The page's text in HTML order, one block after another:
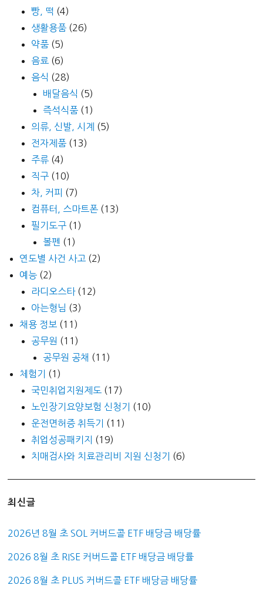
빵, 떡 (4)
생활용품 (26)
약품 (5)
음료 (6)
음식 (28)
배달음식 (5)
즉석식품 (1)
의류, 신발, 시계 (5)
전자제품 (13)
주류 (4)
직구 (10)
차, 커피 (7)
컴퓨터, 스마트폰 (13)
필기도구 (1)
볼펜 (1)
연도별 사건 사고 (2)
예능 (2)
라디오스타(12)
아는형님 (3)
채용 정보 (11)
공무원 (11)
공무원 공채 (11)
체험기
(1)
국민취업지원제도 (17)
노인장기요양보험 신청기
(10)
운전면허증 취득기
(11)
취업성공패키지
(19)
치매검사와 치료관리비 지원 신청기
(6)
최신글
2026년 8월 초 SOL 커버드콜 ETF 배당금 배당률
2026 8월 초 RISE 커버드콜 ETF 배당금 배당률
2026 8월 초 PLUS 커버드콜 ETF 배당금 배당률